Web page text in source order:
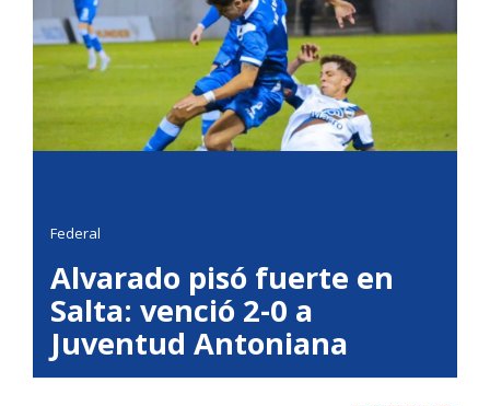
Federal
Alvarado pisó fuerte en
Salta: venció 2-0 a
Juventud Antoniana